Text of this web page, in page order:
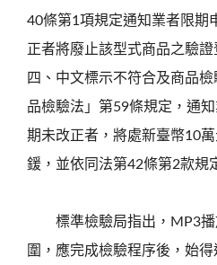
40條第1項規定通知業者限期
正者將廢止該型式商品之驗證
四、中文標示不符合及商品
品檢驗法」第59條規定，通
期未改正者，將處新臺幣10
鍰，並依同法第42條第2款規
標準檢驗局指出，MP3播
圍，應完成檢驗程序後，始